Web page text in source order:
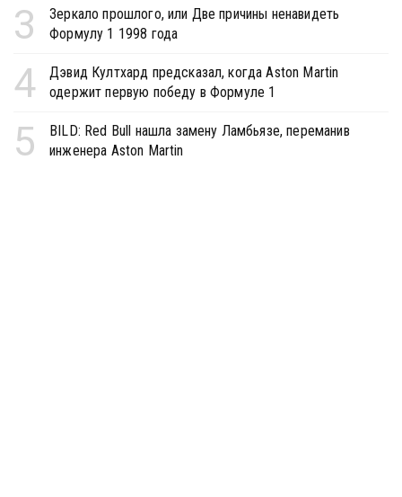
3
Зеркало прошлого, или Две причины ненавидеть
Формулу 1 1998 года
4
Дэвид Култхард предсказал, когда Aston Martin
одержит первую победу в Формуле 1
5
BILD: Red Bull нашла замену Ламбьязе, переманив
инженера Aston Martin